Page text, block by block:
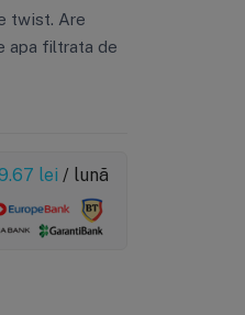
twist. Are
apa filtrata de
lei / lună